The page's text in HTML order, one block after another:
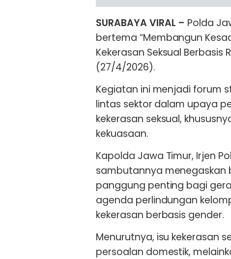
SURABAYA VIRAL – Polda
bertema “Membangun
Kekerasan Seksual Berbasis
(27/4/2026).
Kegiatan ini menjadi forum
lintas sektor dalam upaya
kekerasan seksual,
kekuasaan.
Kapolda Jawa Timur, Irjen
sambutannya menegaskan
panggung penting bagi
agenda perlindungan
kekerasan berbasis gender.
Menurutnya, isu kekerasan
persoalan domestik,